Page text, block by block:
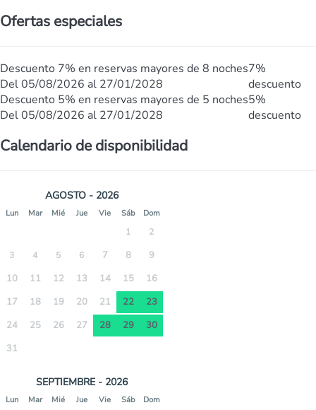
Ofertas especiales
Descuento 7% en reservas mayores de 8 noches
Del 05/08/2026 al 27/01/2028
7%
descuento
Descuento 5% en reservas mayores de 5 noches
Del 05/08/2026 al 27/01/2028
5%
descuento
Calendario de disponibilidad
AGOSTO - 2026
Lun Mar Mié Jue Vie Sáb Dom
1 2
3 4 5 6 7 8
9
10
11 12 13 14 15
16
17
18 19 20 21 22
23
24
25 26 27 28 29
30
31
SEPTIEMBRE - 2026
Lun Mar Mié Jue Vie Sáb Dom